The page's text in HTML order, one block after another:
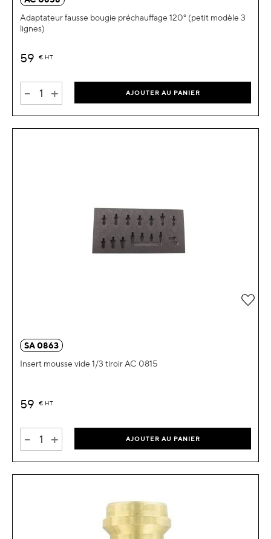
Adaptateur fausse bougie préchauffage 120° (petit modèle 3
lignes)
59 € HT
- + AJOUTER AU PANIER
SA 0863
Insert mousse vide 1/3 tiroir AC 0815
59 € HT
- + AJOUTER AU PANIER